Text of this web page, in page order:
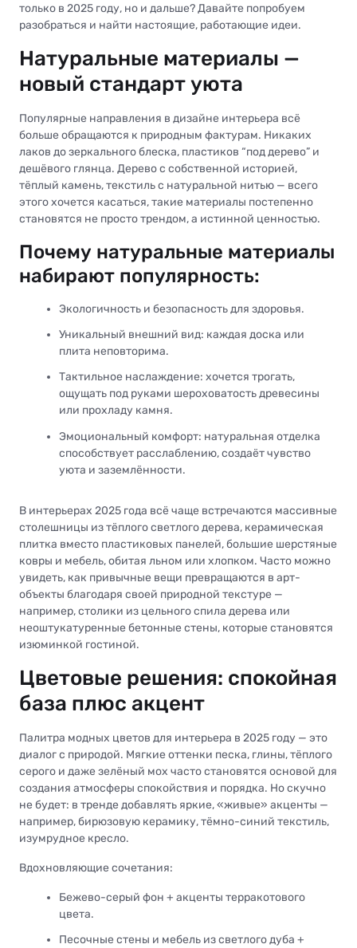
только в 2025 году, но и дальше? Давайте попробуем
разобраться и найти настоящие, работающие идеи.
Натуральные материалы —
новый стандарт уюта
Популярные направления в дизайне интерьера всё
больше обращаются к природным фактурам. Никаких
лаков до зеркального блеска, пластиков “под дерево” и
дешёвого глянца. Дерево с собственной историей,
тёплый камень, текстиль с натуральной нитью — всего
этого хочется касаться, такие материалы постепенно
становятся не просто трендом, а истинной ценностью.
Почему натуральные материалы
набирают популярность:
Экологичность и безопасность для здоровья.
Уникальный внешний вид: каждая доска или
плита неповторима.
Тактильное наслаждение: хочется трогать,
ощущать под руками шероховатость древесины
или прохладу камня.
Эмоциональный комфорт: натуральная отделка
способствует расслаблению, создаёт чувство
уюта и заземлённости.
В интерьерах 2025 года всё чаще встречаются массивные
столешницы из тёплого светлого дерева, керамическая
плитка вместо пластиковых панелей, большие шерстяные
ковры и мебель, обитая льном или хлопком. Часто можно
увидеть, как привычные вещи превращаются в арт-
объекты благодаря своей природной текстуре —
например, столики из цельного спила дерева или
неоштукатуренные бетонные стены, которые становятся
изюминкой гостиной.
Цветовые решения: спокойная
база плюс акцент
Палитра модных цветов для интерьера в 2025 году — это
диалог с природой. Мягкие оттенки песка, глины, тёплого
серого и даже зелёный мох часто становятся основой для
создания атмосферы спокойствия и порядка. Но скучно
не будет: в тренде добавлять яркие, «живые» акценты —
например, бирюзовую керамику, тёмно-синий текстиль,
изумрудное кресло.
Вдохновляющие сочетания:
Бежево-серый фон + акценты терракотового
цвета.
Песочные стены и мебель из светлого дуба +